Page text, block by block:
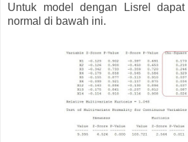
Untuk model dengan Lisrel
normal di bawah ini.